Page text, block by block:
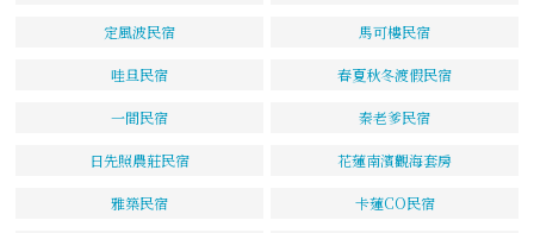
定風波民宿 馬可樓民宿
哇旦民宿 春夏秋冬渡假民宿
一間民宿 秦老爹民宿
日先照農莊民宿 花蓮南濱觀海套房
雅築民宿 卡蓮CO民宿